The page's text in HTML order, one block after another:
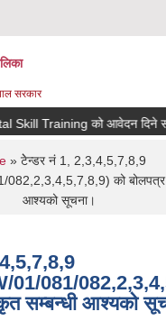
सरकार
Skill Training को आवेदन दिने
» टेेन्डर नं 1, 2,3,4,5,7,8,9
को बोलपत्र
आश्यको सूचना।
01/081/
सम्बन्धी आश्यको